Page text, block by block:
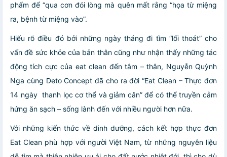
phẩm để “qua cơn đói lòng mà quên mất rằng “họa từ miệng
ra, bệnh từ miệng vào”.
Hiểu rõ điều đó bởi những ngày tháng đi tìm “lối thoát” cho
vấn đề sức khỏe của bản thân cũng như nhận thấy những tác
động tích cực của eat clean đến tâm – thân, Nguyễn Quỳnh
Nga cùng Deto Concept đã cho ra đời “Eat Clean – Thực đơn
14 ngày thanh lọc cơ thể và giảm cân” để có thể truyền cảm
hứng ăn sạch – sống lành đến với nhiều người hơn nữa.
Với những kiến thức về dinh dưỡng, cách kết hợp thực đơn
Eat Clean phù hợp với người Việt Nam, từ những nguyên liệu